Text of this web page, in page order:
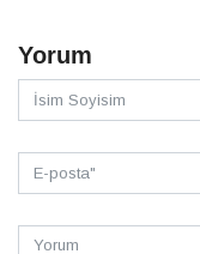
Yorum